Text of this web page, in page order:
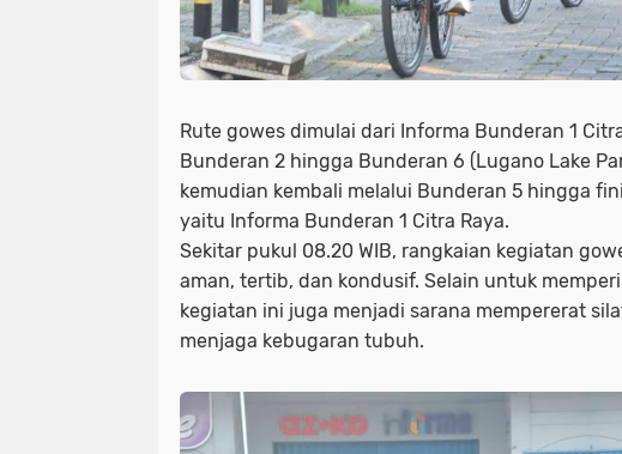
Rute gowes dimulai dari Informa Bunderan 1
Bunderan 2 hingga Bunderan 6 (Lugano Lake
kemudian kembali melalui Bunderan 5 hingga
yaitu Informa Bunderan 1 Citra Raya.
Sekitar pukul 08.20 WIB, rangkaian kegiatan
aman, tertib, dan kondusif. Selain untuk
kegiatan ini juga menjadi sarana mempererat
menjaga kebugaran tubuh.